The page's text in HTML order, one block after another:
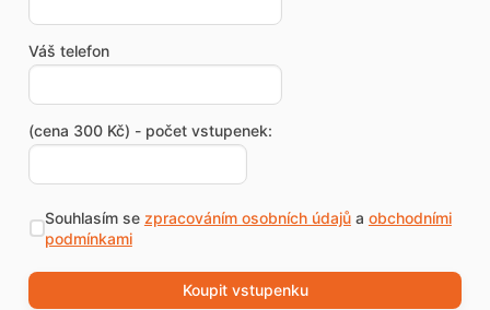
Váš telefon
(cena 300 Kč) - počet vstupenek:
Souhlasím se zpracováním osobních údajůa obchodními
podmínkami
Koupit vstupenku